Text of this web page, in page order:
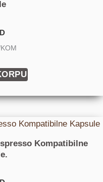
Kompatibilne